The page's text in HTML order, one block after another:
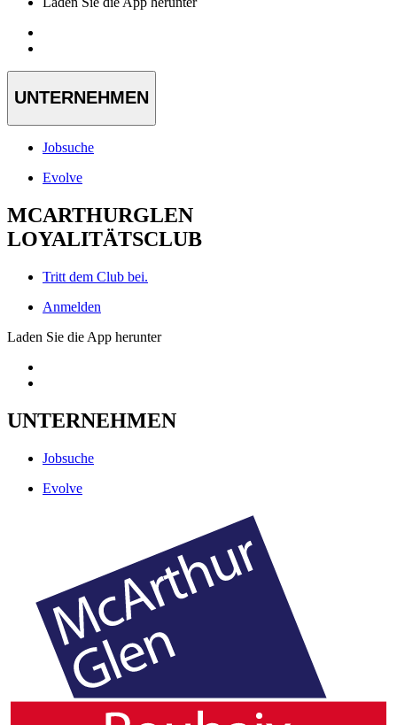
UNTERNEHMEN
Jobsuche
Evolve
MCARTHURGLEN
LOYALITÄTSCLUB
Tritt dem Club bei.
Anmelden
Laden Sie die App herunter
UNTERNEHMEN
Jobsuche
Evolve